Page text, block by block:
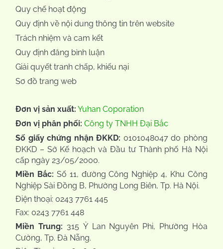
Quy chế hoạt động
Quy định về nội dung thông tin trên website
Trách nhiệm và cam kết
Quy định đăng bình luận
Giải quyết tranh chấp, khiếu nại
Sơ đồ trang web
Đơn vị sản xuất: Yuhan Coporation
Đơn vị phân phối: Công ty TNHH Đại Bắc
Số giấy chứng nhận ĐKKD: 0101048047 do phòng
ĐKKD – Sở Kế hoạch và Đầu tư Thành phố Hà Nội
cấp ngày 23/05/2000.
Miền Bắc: Số 11, đường Công Nghiệp 4, Khu Công
Nghiệp Sài Đồng B, Phường Long Biên, Tp. Hà Nội.
Điện thoại: 0243 7761 445
Fax: 0243 7761 448
Miền Trung: 315 Ỷ Lan Nguyên Phi, Phường Hòa
Cường, Tp. Đà Nẵng.